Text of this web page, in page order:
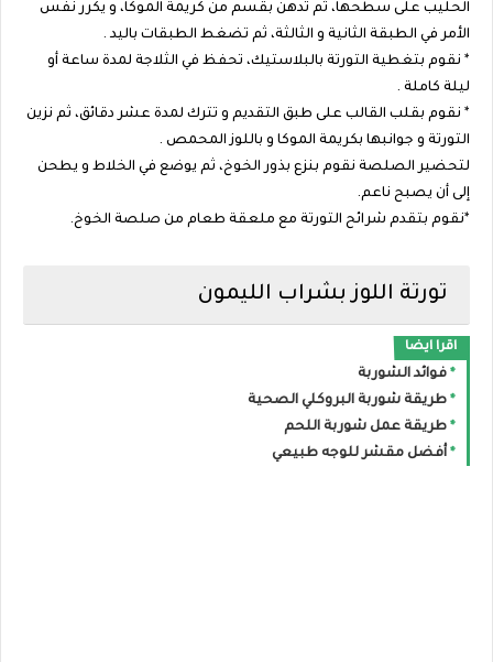
الحليب على سطحها، ثم تدهن بقسم من كريمة الموكا، و يكرر نفس
الأمر في الطبقة الثانية و الثالثة، ثم تضغط الطبقات باليد .
* نقوم بتغطية التورتة بالبلاستيك، تحفظ في الثلاجة لمدة ساعة أو
ليلة كاملة .
* نقوم بقلب القالب على طبق التقديم و تترك لمدة عشر دقائق، ثم نزين
التورتة و جوانبها بكريمة الموكا و باللوز المحمص .
لتحضير الصلصة نقوم بنزع بذور الخوخ، ثم يوضع في الخلاط و يطحن
إلى أن يصبح ناعم.
*نقوم بتقدم شرائح التورتة مع ملعقة طعام من صلصة الخوخ.
تورتة اللوز بشراب الليمون
اقرا ايضا
فوائد الشوربة
طريقة شوربة البروكلي الصحية
طريقة عمل شوربة اللحم
أفضل مقشر للوجه طبيعي